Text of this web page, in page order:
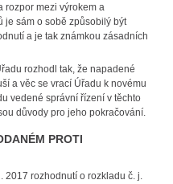
rozpor mezi výrokem a
je sám o sobě způsobilý být
a je tak známkou zásadních
rozhodl tak, že napadené
a věc se vrací Úřadu k novému
vedené správní řízení v těchto
důvody pro jeho pokračování.
PROTI
2017 rozhodnutí o rozkladu č. j.